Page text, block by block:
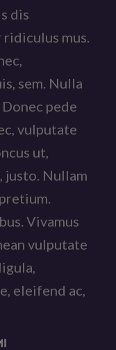
dis
mus.
sem. Nulla
pede
vulputate
ut,
justo. Nullam
Vivamus
vulputate
eleifend ac,